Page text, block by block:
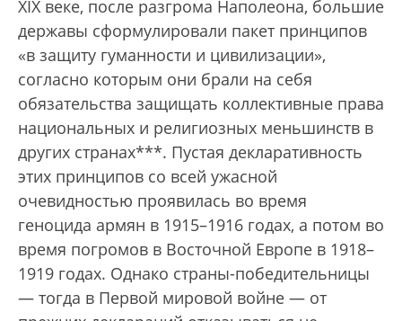
XIX веке, после разгрома Наполеона, большие
державы сформулировали пакет принципов
«в защиту гуманности и цивилизации»,
согласно которым они брали на себя
обязательства защищать коллективные права
национальных и религиозных меньшинств в
других странах***. Пустая декларативность
этих принципов со всей ужасной
очевидностью проявилась во время
геноцида армян в 1915–1916 годах, а потом во
время погромов в Восточной Европе в 1918–
1919 годах. Однако страны-победительницы
— тогда в Первой мировой войне — от